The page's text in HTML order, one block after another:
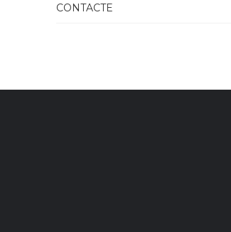
CONTACTE